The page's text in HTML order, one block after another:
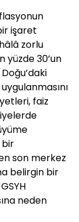
işaret
zorlu
yüzde 30’un
faiz
bir
son merkez
belirgin bir
neden